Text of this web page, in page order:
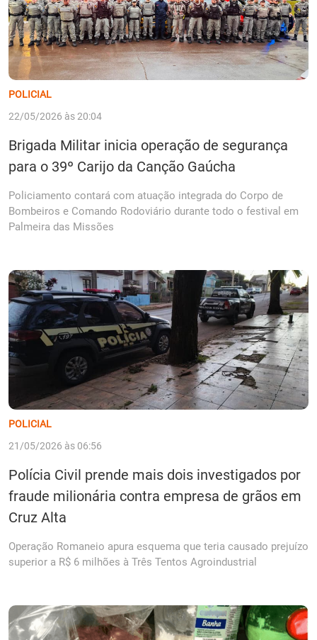
POLICIAL
22/05/2026 às 20:04
Brigada Militar inicia operação de segurança
para o 39º Carijo da Canção Gaúcha
Policiamento contará com atuação integrada do Corpo de
Bombeiros e Comando Rodoviário durante todo o festival em
Palmeira das Missões
POLICIAL
21/05/2026 às 06:56
Polícia Civil prende mais dois investigados por
fraude milionária contra empresa de grãos em
Cruz Alta
Operação Romaneio apura esquema que teria causado prejuízo
superior a R$ 6 milhões à Três Tentos Agroindustrial